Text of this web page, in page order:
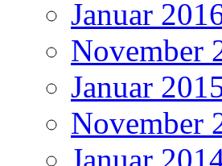
Januar
November
Januar
November